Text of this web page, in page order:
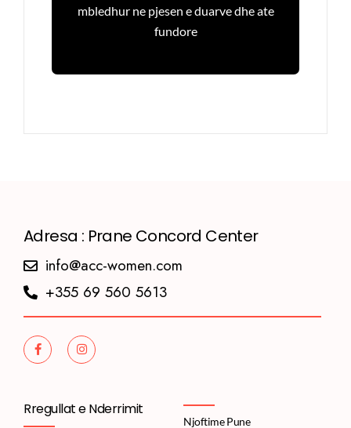
mbledhur ne pjesen e duarve dhe ate
fundore
Adresa : Prane Concord Center
info@acc-women.com
+355 69 560 5613
Rregullat e Nderrimit
Njoftime Pune